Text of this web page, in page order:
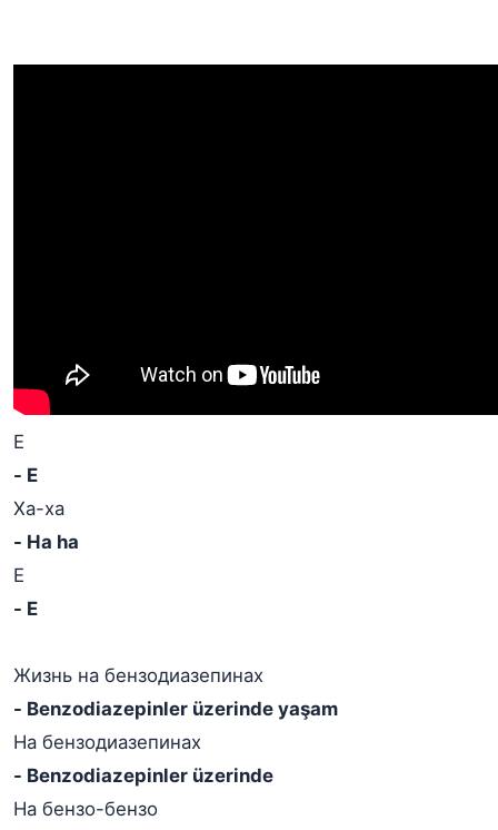
Е
- E
Ха-ха
- Ha ha
Е
- E
Жизнь на бензодиазепинах
- Benzodiazepinler üzerinde yaşam
На бензодиазепинах
- Benzodiazepinler üzerinde
На бензо-бензо